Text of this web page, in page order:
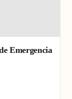
Emergencia